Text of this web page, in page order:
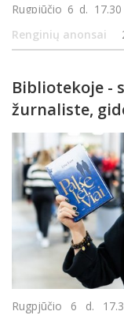
Rugpjūčio 6 d.
gide ir keliautoja Lina
Renginių anonsai
Bibliotekoje -
žurnaliste,
Rugpjūčio 6 d.